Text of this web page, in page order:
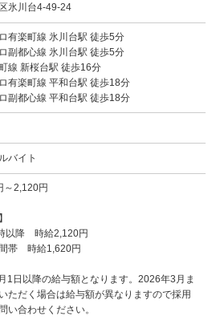
氷川台4-49-24
有楽町線 氷川台駅 徒歩5分
副都心線 氷川台駅 徒歩5分
線 新桜台駅 徒歩16分
有楽町線 平和台駅 徒歩18分
副都心線 平和台駅 徒歩18分
バイト
～2,120円
以降 時給2,120円
帯 時給1,620円
1日以降の給与額となります。2026年3月ま
ただく場合は給与額が異なりますので採用
い合わせください。